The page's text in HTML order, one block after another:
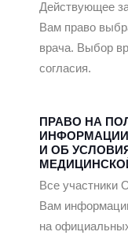
Действующее
Вам право
врача. Выбор
согласия.
ПРАВО НА
И ОБ
Все
Вам
на